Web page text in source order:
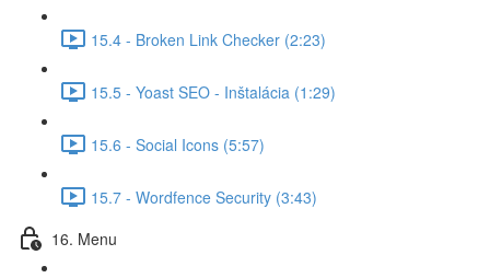
15.4 - Broken Link Checker (2:23)
15.5 - Yoast SEO - Inštalácia (1:29)
15.6 - Social Icons (5:57)
15.7 - Wordfence Security (3:43)
16. Menu